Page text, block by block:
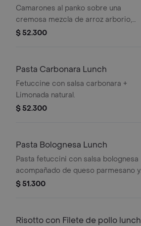
Lunch
Camarones al panko sobre una
cremosa mezcla de arroz arborio,
queso parmesano y champiñones
$ 52.300
Pasta Carbonara Lunch
Fetuccine con salsa carbonara +
Limonada natural.
$ 52.300
Pasta Bolognesa Lunch
Pasta fetuccini con salsa bolognesa
acompañado de queso parmesano y
albahaca genovesa + Limonada
$ 51.300
Risotto con Filete de pollo lunch